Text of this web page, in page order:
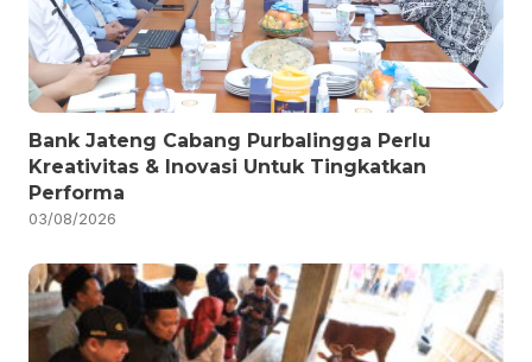
Bank Jateng Cabang Purbalingga Perlu
Kreativitas & Inovasi Untuk Tingkatkan
Performa
03/08/2026